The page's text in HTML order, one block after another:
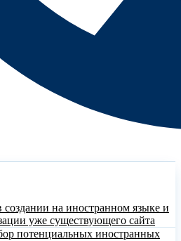
создании на иностранном языке и
уже существующего сайта
потенциальных иностранных